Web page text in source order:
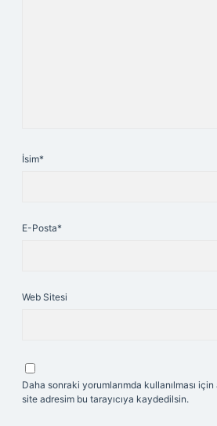
İsim*
E-Posta*
Web Sitesi
Daha sonraki yorumlarımda kullanılması
site adresim bu tarayıcıya kaydedilsin.